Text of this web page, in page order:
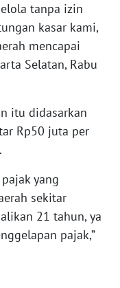
tanpa izin
kasar kami,
mencapai
Selatan, Rabu
itu didasarkan
Rp50 juta per
yang
sekitar
21 tahun, ya
pajak,”